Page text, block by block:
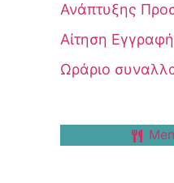
Ανάπτυξης
Αίτηση
Ωράριο